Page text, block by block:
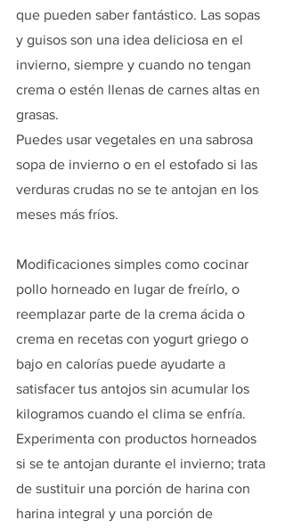
que pueden saber fantástico. Las sopas
y guisos son una idea deliciosa en el
invierno, siempre y cuando no tengan
crema o estén llenas de carnes altas en
grasas.
Puedes usar vegetales en una sabrosa
sopa de invierno o en el estofado si las
verduras crudas no se te antojan en los
meses más fríos.
Modificaciones simples como cocinar
pollo horneado en lugar de freírlo, o
reemplazar parte de la crema ácida o
crema en recetas con yogurt griego o
bajo en calorías puede ayudarte a
satisfacer tus antojos sin acumular los
kilogramos cuando el clima se enfría.
Experimenta con productos horneados
si se te antojan durante el invierno; trata
de sustituir una porción de harina con
harina integral y una porción de